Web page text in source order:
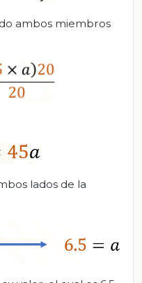
ambos miembros
lados de la